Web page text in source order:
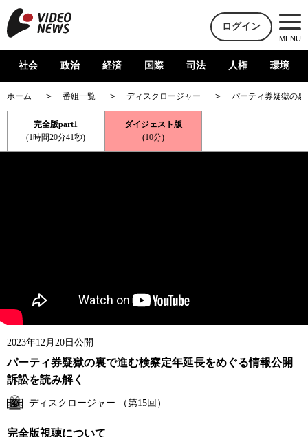
ログイン
MENU
社会 政治 経済 国際 司法 人権 環境
ホーム 番組一覧 ディスクロージャー パーティ券疑獄の
完全版part1
(1時間20分41秒)
ダイジェスト版
(10分)
2023年12月20日公開
パーティ券疑獄の裏で進む検察定年延長をめぐる情報公開
訴訟を読み解く
ディスクロージャー （第15回）
完全版視聴について